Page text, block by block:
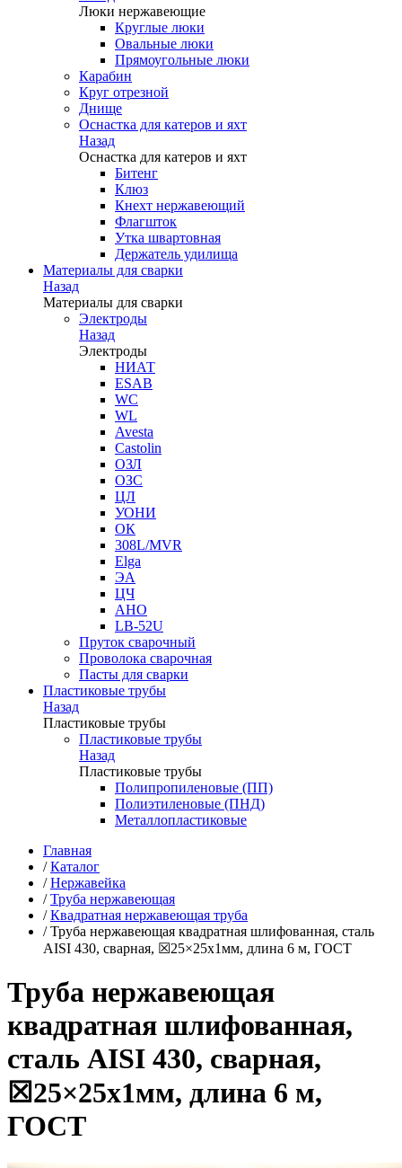
Люки нержавеющие
Круглые люки
Овальные люки
Прямоугольные люки
Карабин
Круг отрезной
Днище
Оснастка для катеров и яхт
Назад
Оснастка для катеров и яхт
Битенг
Клюз
Кнехт нержавеющий
Флагшток
Утка швартовная
Держатель удилища
Материалы для сварки
Назад
Материалы для сварки
Электроды
Назад
Электроды
НИАТ
ESAB
WC
WL
Avesta
Castolin
ОЗЛ
ОЗС
ЦЛ
УОНИ
ОК
308L/MVR
Elga
ЭА
ЦЧ
АНО
LB-52U
Пруток сварочный
Проволока сварочная
Пасты для сварки
Пластиковые трубы
Назад
Пластиковые трубы
Пластиковые трубы
Назад
Пластиковые трубы
Полипропиленовые (ПП)
Полиэтиленовые (ПНД)
Металлопластиковые
Главная
/ Каталог
/ Нержавейка
/ Труба нержавеющая
/ Квадратная нержавеющая труба
/ Труба нержавеющая квадратная шлифованная, сталь
AISI 430, сварная, ☒25×25х1мм, длина 6 м, ГОСТ
Труба нержавеющая
квадратная шлифованная,
сталь AISI 430, сварная,
☒25×25х1мм, длина 6 м,
ГОСТ